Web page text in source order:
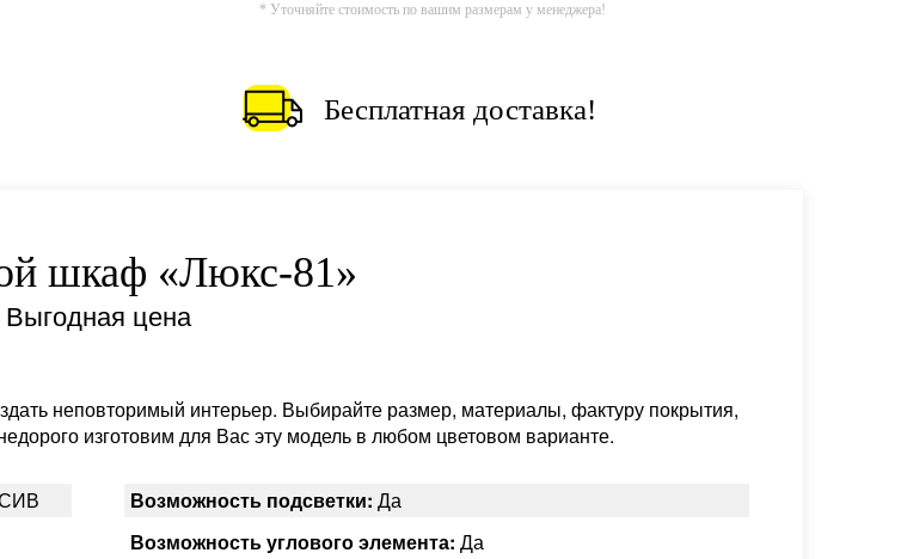
* Уточняйте стоимость по вашим размерам у менеджера!
Бесплатная доставка!
шкаф «Люкс-81»
Выгодная цена
неповторимый интерьер. Выбирайте размер, материалы, фактуру покрытия,
изготовим для Вас эту модель в любом цветовом варианте.
Возможность подсветки: Да
Возможность углового элемента: Да